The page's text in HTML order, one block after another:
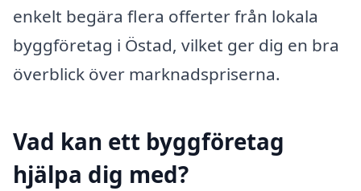
enkelt begära flera offerter från lokala
byggföretag i Östad, vilket ger dig en bra
överblick över marknadspriserna.
Vad kan ett byggföretag
hjälpa dig med?